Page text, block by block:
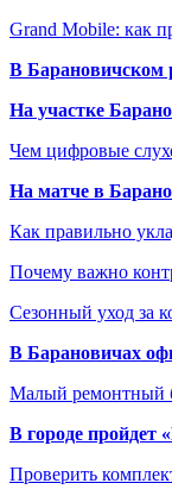
Grand Mobile: как
В Барановичском
На участке
Чем цифровые
На матче в
Как правильно
Почему важно
Сезонный уход за
В Барановичах
Малый ремонтный
В городе пройдет
Проверить